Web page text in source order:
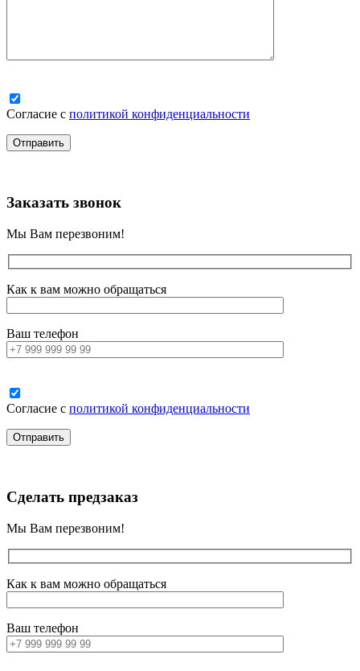
Согласие с политикой конфиденциальности
Заказать звонок
Мы Вам перезвоним!
Как к вам можно обращаться
Ваш телефон
Согласие с политикой конфиденциальности
Сделать предзаказ
Мы Вам перезвоним!
Как к вам можно обращаться
Ваш телефон